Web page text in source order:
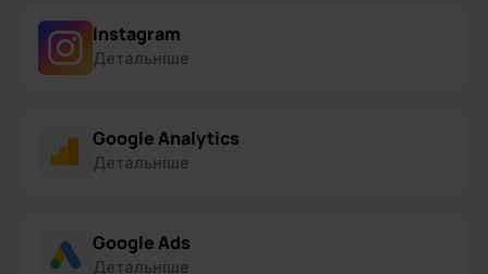
Instagram
Детальніше
Google Analytics
Детальніше
Google Ads
Детальніше